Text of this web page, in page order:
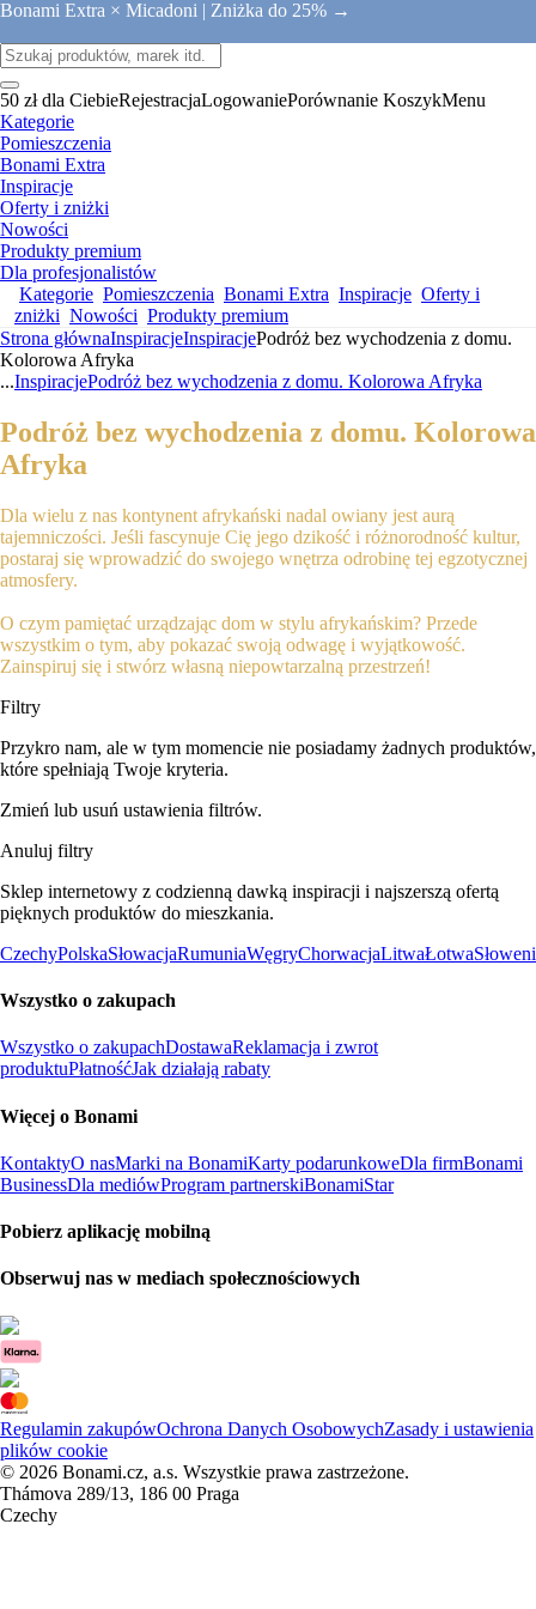
Bonami Extra × Micadoni | Zniżka do 25% →
50 zł dla CiebieRejestracjaLogowaniePorównanie KoszykMenu
Kategorie
Pomieszczenia
Bonami Extra
Inspiracje
Oferty i zniżki
Nowości
Produkty premium
Dla profesjonalistów
Kategorie Pomieszczenia Bonami Extra Inspiracje Oferty i
zniżki Nowości Produkty premium
Strona głównaInspiracjeInspiracjePodróż bez wychodzenia z domu.
Kolorowa Afryka
...InspiracjePodróż bez wychodzenia z domu. Kolorowa Afryka
Podróż bez wychodzenia z domu. Kolorowa
Afryka
Dla wielu z nas kontynent afrykański nadal owiany jest aurą
tajemniczości. Jeśli fascynuje Cię jego dzikość i różnorodność kultur,
postaraj się wprowadzić do swojego wnętrza odrobinę tej egzotycznej
atmosfery.
O czym pamiętać urządzając dom w stylu afrykańskim? Przede
wszystkim o tym, aby pokazać swoją odwagę i wyjątkowość.
Zainspiruj się i stwórz własną niepowtarzalną przestrzeń!
Filtry
Przykro nam, ale w tym momencie nie posiadamy żadnych produktów,
które spełniają Twoje kryteria.
Zmień lub usuń ustawienia filtrów.
Anuluj filtry
Sklep internetowy z codzienną dawką inspiracji i najszerszą ofertą
pięknych produktów do mieszkania.
CzechyPolskaSłowacjaRumuniaWęgryChorwacjaLitwaŁotwa
Wszystko o zakupach
Wszystko o zakupachDostawaReklamacja i zwrot
produktuPłatnośćJak działają rabaty
Więcej o Bonami
KontaktyO nasMarki na BonamiKarty podarunkoweDla firmBonami
BusinessDla mediówProgram partnerskiBonamiStar
Pobierz aplikację mobilną
Obserwuj nas w mediach społecznościowych
Regulamin zakupówOchrona Danych OsobowychZasady i ustawienia
plików cookie
© 2026 Bonami.cz, a.s. Wszystkie prawa zastrzeżone.
Thámova 289/13, 186 00 Praga
Czechy